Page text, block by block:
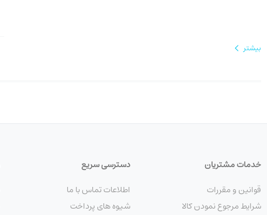
بیشتر
خدمات مشتریان
قوانین و مقررات
شرایط مرجوع نمودن کالا
دسترسی سریع
اطلاعات تماس با ما
شیوه های پرداخت